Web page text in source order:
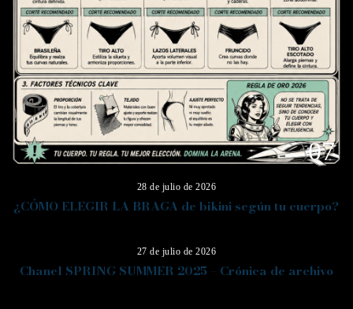
07
28 de julio de 2026
¿CÓMO ELEGIR LA BRAGA de bikini según tu cuerpo?
08
27 de julio de 2026
Chanel SPRING SUMMER 2025 – Crónica de archivo
09